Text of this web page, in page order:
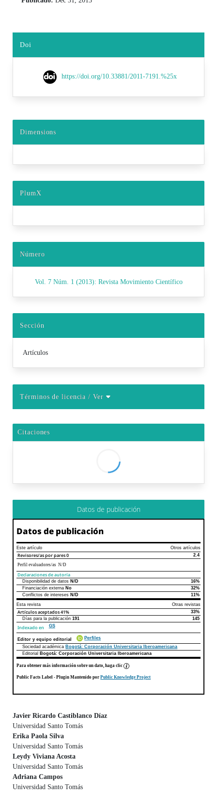
Doi
https://doi.org/10.33881/2011-7191.%25x
Dimensions
PlumX
Número
Vol. 7 Núm. 1 (2013): Revista Movimiento Científico
Sección
Artículos
Términos de licencia/ Ver
Citaciones
Datos de publicación
Datos de publicación
Este artículo Otros artículos
Revisores/as por pares0
2.4
Perfil evaluadores/as N/D
Declaraciones de autoría
Declaraciones de autoríaEste artículo
Disponibilidad de datos N/D
16%
Financiación externa No
32%
Conflictos de intereses N/D
11%
Esta revista
Otras revistas
Artículos aceptados41%
33%
Días para la publicación191 145
Indexado en GS
Editor y equipo editorial
Perfiles
Sociedad académica Bogotá: Corporación Universitaria Iberoamericana
Editorial
Bogotá: Corporación Universitaria Iberoamericana
Para obtener más información sobre un dato, haga clic
Public Facts Label - Plugin Mantenido porPublic Knowledge Project
Contenido principal del artículo
Javier Ricardo Castiblanco Díaz
Universidad Santo Tomás
Erika Paola Silva
Universidad Santo Tomás
Leydy Viviana Acosta
Universidad Santo Tomás
Adriana Campos
Universidad Santo Tomás